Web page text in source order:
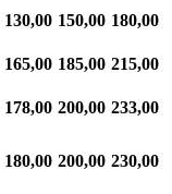
130,00 150,00 180,00
165,00 185,00 215,00
178,00 200,00 233,00
180,00 200,00 230,00